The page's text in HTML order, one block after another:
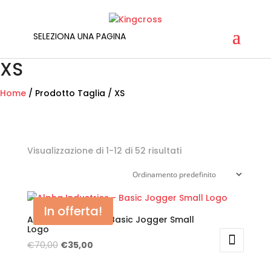
SELEZIONA UNA PAGINA
XS
Home / Prodotto Taglia / XS
Visualizzazione di 1-12 di 52 risultati
In offerta!
Alpha Industries – Basic Jogger Small
Logo
€70,00 Il€35,00Il